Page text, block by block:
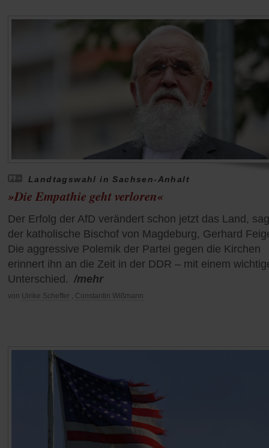
Landtagswahl in Sachsen-Anhalt
»Die Empathie geht verloren«
Der Erfolg der AfD verändert schon jetzt das Land,
der katholische Bischof von Magdeburg, Gerhard
Die aggressive Polemik der Partei gegen die Kirchen
erinnert ihn an die Zeit in der DDR – mit einem
Unterschied. /mehr
von Ulrike Scheffer , Constantin Wißmann